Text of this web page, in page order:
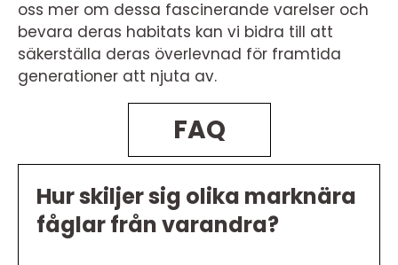
oss mer om dessa fascinerande varelser och
bevara deras habitats kan vi bidra till att
säkerställa deras överlevnad för framtida
generationer att njuta av.
FAQ
Hur skiljer sig olika marknära
fåglar från varandra?